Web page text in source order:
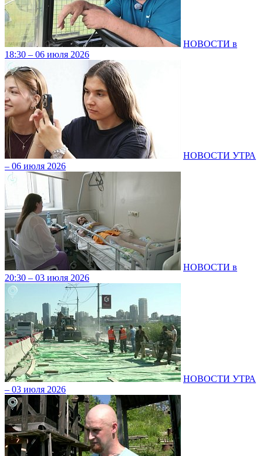
НОВОСТИ в
18:30 – 06 июля 2026
НОВОСТИ УТРА
– 06 июля 2026
НОВОСТИ в
20:30 – 03 июля 2026
НОВОСТИ УТРА
– 03 июля 2026